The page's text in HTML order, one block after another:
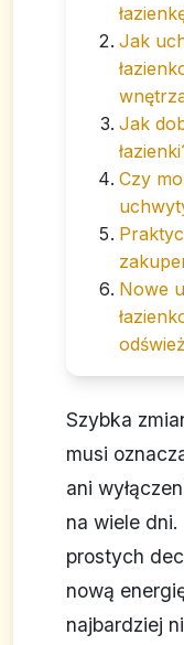
Jak
Jak
Czy
Nowe
Szybka
musi
ani
na wiele
prostych
nową
najbardziej